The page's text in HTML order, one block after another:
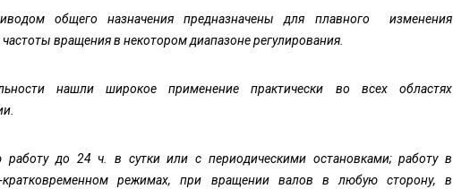
общего назначения предназначены для плавного изменения
вращения в некотором диапазоне регулирования.
нашли широкое применение практически во всех областях
работу до 24 ч. в сутки или с периодическими остановками; работу в
режимах, при вращении валов в любую сторону, в